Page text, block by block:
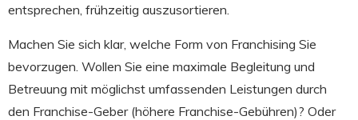
entsprechen, frühzeitig auszusortieren.
Machen Sie sich klar, welche Form von Franchising Sie
bevorzugen. Wollen Sie eine maximale Begleitung und
Betreuung mit möglichst umfassenden Leistungen durch
den Franchise-Geber (höhere Franchise-Gebühren)? Oder